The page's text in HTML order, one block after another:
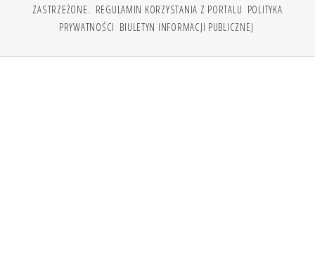
ZASTRZEŻONE. REGULAMIN KORZYSTANIA Z PORTALU POLITYKA
PRYWATNOŚCI BIULETYN INFORMACJI PUBLICZNEJ